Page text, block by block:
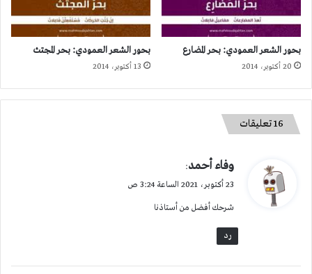
بحور الشعر العمودي: بحر المضارع
20 أكتوبر، 2014
بحور الشعر العمودي: بحر المجتث
13 أكتوبر، 2014
‫16 تعليقات
ي
ق
ل
وفاء أحمد:
23 أكتوبر، 2021 الساعة 3:24 ص
شرحك أفضل من أستاذنا
رد